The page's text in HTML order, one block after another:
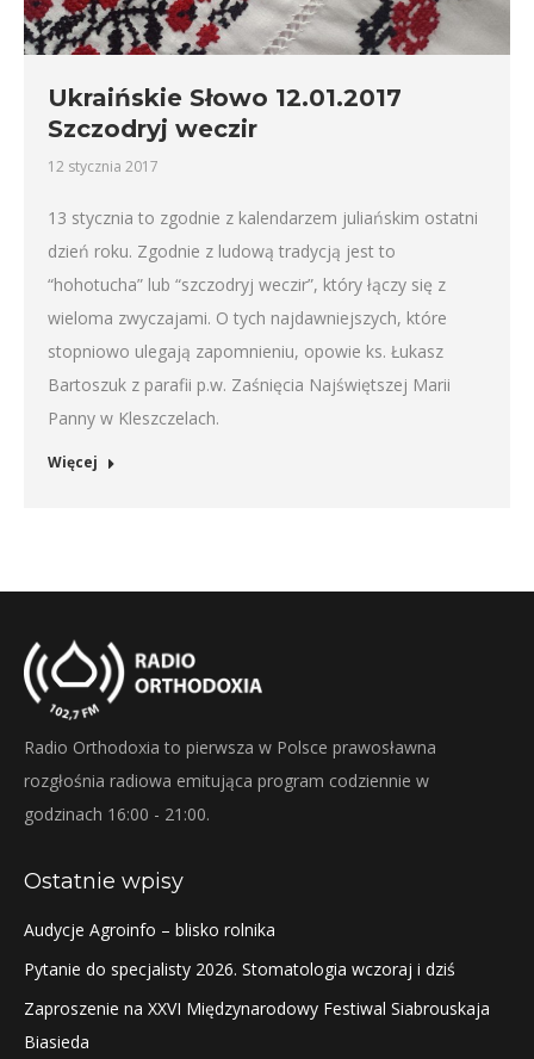
Ukraińskie Słowo 12.01.2017
Szczodryj weczir
12 stycznia 2017
13 stycznia to zgodnie z kalendarzem juliańskim ostatni
dzień roku. Zgodnie z ludową tradycją jest to
“hohotucha” lub “szczodryj weczir”, który łączy się z
wieloma zwyczajami. O tych najdawniejszych, które
stopniowo ulegają zapomnieniu, opowie ks. Łukasz
Bartoszuk z parafii p.w. Zaśnięcia Najświętszej Marii
Panny w Kleszczelach.
Więcej
Radio Orthodoxia to pierwsza w Polsce prawosławna
rozgłośnia radiowa emitująca program codziennie w
godzinach 16:00 - 21:00.
Ostatnie wpisy
Audycje Agroinfo – blisko rolnika
Pytanie do specjalisty 2026. Stomatologia wczoraj i dziś
Zaproszenie na XXVI Międzynarodowy Festiwal Siabrouskaja
Biasieda